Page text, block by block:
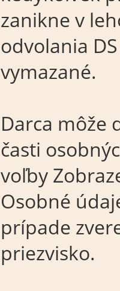
zanikne v
odvolania
vymazané.
Darca môže
časti
voľby
Osobné
prípade
priezvisko.